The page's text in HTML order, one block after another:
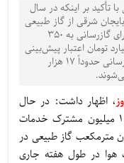
تأکید بر اینکه در سال
شرقی از گاز طبیعی
به بیش از 2 هزار روستا خواهد رسید، گفت: برای گازرسانی به 350
شرقی در سال آینده 170 میلیارد تومان اعتبار پیش‌بینی
کرده‌ایم که با بهره‌برداری از این پروژه عظیم گازرسانی حدوداً 17 هزار
، اظهار داشت: در حال
حاضر شرکت گاز آذربایجان شرقی برای 1.5 میلیون مشترک خدمات
و روزانه به‌طور متوسط 35 میلیون مترمکعب گاز طبیعی در
در طول هفته جاری